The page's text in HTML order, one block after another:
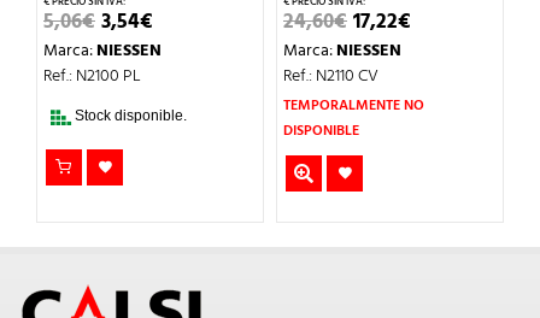
5,06€EL
PRECIO
ORIGINAL
ERA:
3,54€PRECIO
ACTUAL
Marca:NIESSEN
Ref.: N2100 PL
Stock disponible.
24,60€EL
PRECIO
ORIGINAL
ERA:
24,60€.
17,22€
17,22€.
Marca:NIESSEN
Ref.: N2110 CV
TEMPORALMENTE NO
DISPONIBLE